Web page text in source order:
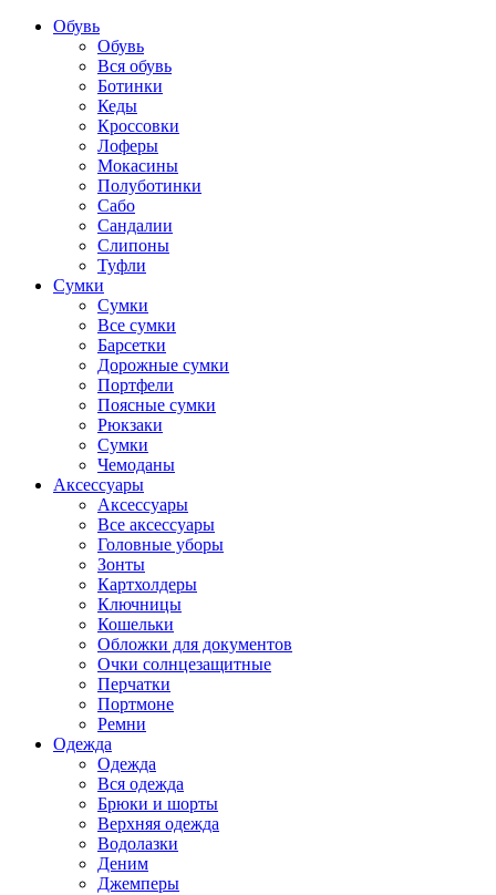
Обувь
Обувь
Вся обувь
Ботинки
Кеды
Кроссовки
Лоферы
Мокасины
Полуботинки
Сабо
Сандалии
Слипоны
Туфли
Сумки
Сумки
Все сумки
Барсетки
Дорожные сумки
Портфели
Поясные сумки
Рюкзаки
Сумки
Чемоданы
Аксессуары
Аксессуары
Все аксессуары
Головные уборы
Зонты
Картхолдеры
Ключницы
Кошельки
Обложки для документов
Очки солнцезащитные
Перчатки
Портмоне
Ремни
Одежда
Одежда
Вся одежда
Брюки и шорты
Верхняя одежда
Водолазки
Деним
Джемперы